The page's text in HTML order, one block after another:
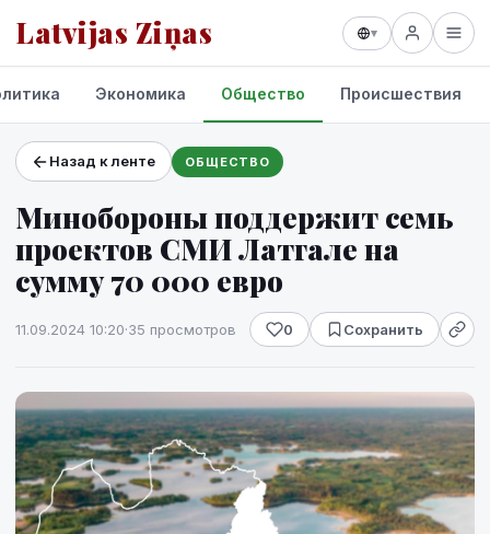
Latvijas Ziņas ▾
Проекты и сервисы
Прогноз погоды
Экономика Общество Происшествия
Назад к ленте ОБЩЕСТВО
Минобороны поддержит семь
проектов СМИ Латгале на
сумму 70 000 евро
11.09.2024 10:20·35 просмотров 0 Сохранить